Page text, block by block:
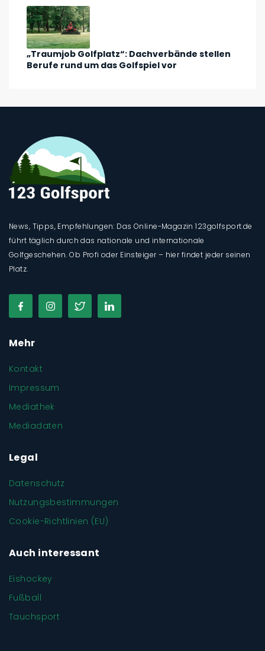
„Traumjob Golfplatz“: Dachverbände stellen
Berufe rund um das Golfspiel vor
News, Tipps, Empfehlungen: Das Online-Magazin 123golfsport.de
führt täglich durch das nationale und internationale
Golfgeschehen. Ob Profi oder Einsteiger – hier findet jeder seinen
Platz.
Mehr
Kontakt
Impressum
Mediathek
Mediadaten
Legal
Datenschutz
Nutzungsbestimmungen
Cookie-Richtlinien (EU)
Auch interessant
Eishockey
Fußball
Tauchsport